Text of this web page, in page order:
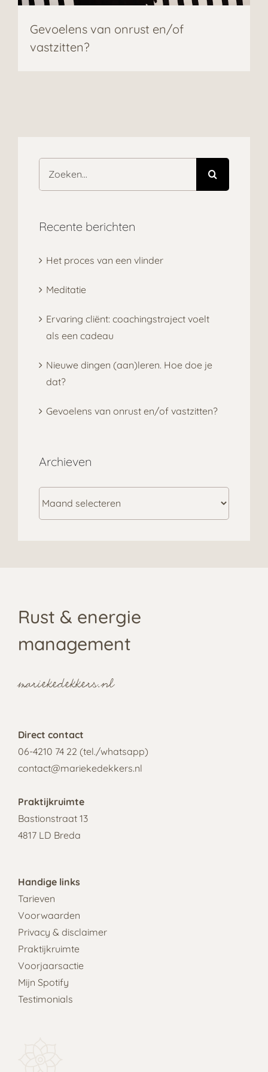
Gevoelens van onrust en/of
vastzitten?
Recente berichten
Het proces van een vlinder
Meditatie
Ervaring cliënt: coachingstraject voelt
als een cadeau
Nieuwe dingen (aan)leren. Hoe doe je
dat?
Gevoelens van onrust en/of vastzitten?
Archieven
Rust & energie
management
mariekedekkers.nl
Direct contact
06-4210 74 22 (tel./whatsapp)
contact@mariekedekkers.nl
Praktijkruimte
Bastionstraat 13
4817 LD Breda
Handige links
Tarieven
Voorwaarden
Privacy & disclaimer
Praktijkruimte
Voorjaarsactie
Mijn Spotify
Testimonials